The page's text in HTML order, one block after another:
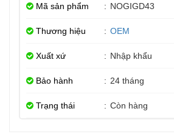
Mã sản phẩm : NOGIGD43
Thương hiệu : OEM
Xuất xứ : Nhập khẩu
Bảo hành : 24 tháng
Trạng thái : Còn hàng